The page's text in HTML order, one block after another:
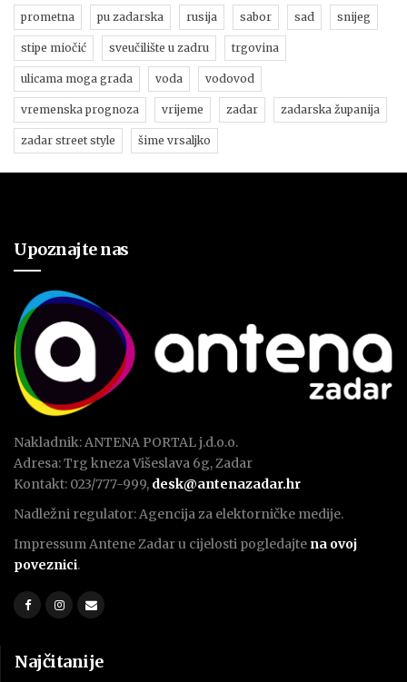
prometna pu zadarska rusija sabor sad snijeg
stipe miočić sveučilište u zadru trgovina
ulicama moga grada voda vodovod
vremenska prognoza vrijeme zadar zadarska županija
zadar street style šime vrsaljko
Upoznajte nas
Nakladnik: ANTENA PORTAL j.d.o.o.
Adresa: Trg kneza Višeslava 6g, Zadar
Kontakt: 023/777-999, desk@antenazadar.hr
Nadležni regulator: Agencija za elektorničke medije.
Impressum Antene Zadar u cijelosti pogledajte na ovoj
poveznici.
Najčitanije